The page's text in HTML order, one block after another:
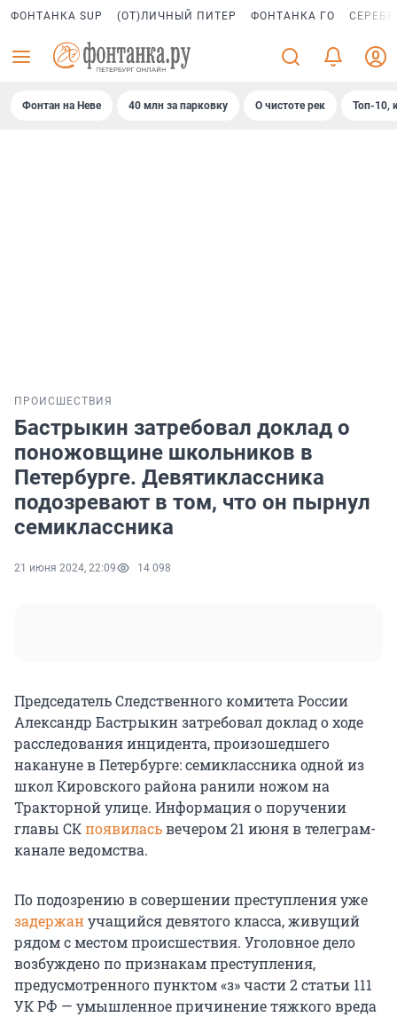
ФОНТАНКА SUP (ОТ)ЛИЧНЫЙ ПИТЕР ФОНТАНКА ГО
Фонтан на Неве 40 млн за парковку О чистоте рек Топ-10,
ПРОИСШЕСТВИЯ
Бастрыкин затребовал доклад о
поножовщине школьников в
Петербурге. Девятиклассника
подозревают в том, что он пырнул
семиклассника
21 июня 2024, 22:09 14 098
Председатель Следственного комитета России
Александр Бастрыкин затребовал доклад о ходе
расследования инцидента, произошедшего
накануне в Петербурге: семиклассника одной из
школ Кировского района ранили ножом на
Тракторной улице. Информация о поручении
главы СКпоявиласьвечером 21 июня в телеграм-
канале ведомства.
По подозрению в совершении преступления уже
задержанучащийся девятого класса, живущий
рядом с местом происшествия. Уголовное дело
возбуждено по признакам преступления,
предусмотренного пунктом «з» части 2 статьи 111
УК РФ — умышленное причинение тяжкого вреда